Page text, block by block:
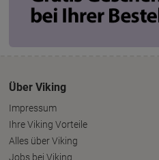
Über Viking
Impressum
Ihre Viking Vorteile
Alles über Viking
Jobs bei Viking